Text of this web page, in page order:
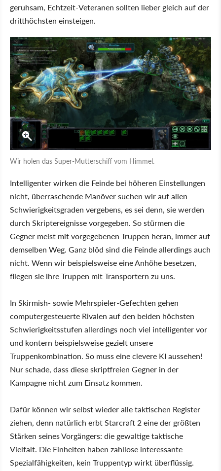
geruhsam, Echtzeit-Veteranen sollten lieber gleich auf der
dritthöchsten einsteigen.
Wir holen das Super-Mutterschiff vom Himmel.
Intelligenter wirken die Feinde bei höheren Einstellungen
nicht, überraschende Manöver suchen wir auf allen
Schwierigkeitsgraden vergebens, es sei denn, sie werden
durch Skriptereignisse vorgegeben. So stürmen die
Gegner meist mit vorgegebenen Truppen heran, immer auf
demselben Weg. Ganz blöd sind die Feinde allerdings auch
nicht. Wenn wir beispielsweise eine Anhöhe besetzen,
fliegen sie ihre Truppen mit Transportern zu uns.
In Skirmish- sowie Mehrspieler-Gefechten gehen
computergesteuerte Rivalen auf den beiden höchsten
Schwierigkeitsstufen allerdings noch viel intelligenter vor
und kontern beispielsweise gezielt unsere
Truppenkombination. So muss eine clevere KI aussehen!
Nur schade, dass diese skriptfreien Gegner in der
Kampagne nicht zum Einsatz kommen.
Dafür können wir selbst wieder alle taktischen Register
ziehen, denn natürlich erbt Starcraft 2 eine der größten
Stärken seines Vorgängers: die gewaltige taktische
Vielfalt. Die Einheiten haben zahllose interessante
Spezialfähigkeiten, kein Truppentyp wirkt überflüssig.